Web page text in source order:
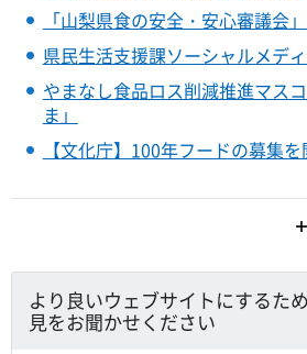
「山梨県食の安全・安心審議会
県民生活支援課ソーシャルメデ
やまなし食品ロス削減推進マス
ま」
【文化庁】100年フードの募集
より良いウェブサイトにするた
見をお聞かせください